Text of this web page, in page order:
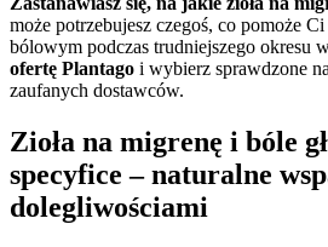
może potrzebujesz czegoś, co pomoże
bólowym podczas trudniejszego okresu
ofertę Plantago i wybierz sprawdzone
zaufanych dostawców.
Zioła na migrenę i bóle
specyfice – naturalne
dolegliwościami